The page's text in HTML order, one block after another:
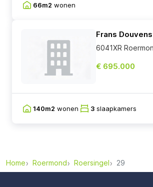
66m2 wonen
Frans
6041XR
€ 695.000
140m2 wonen 3 slaapkamers
Home Roermond Roersingel 29